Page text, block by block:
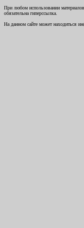
При любом использовании
обязательна гиперссылка.
На данном сайте может находиться